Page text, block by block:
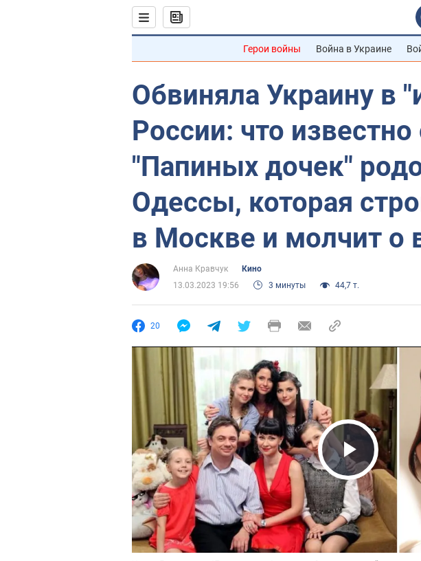
Герои войны Война в Украине
Обвиняла Украину в
России: что
"Папиных дочек"
Одессы, которая
в Москве и молчит о
Анна Кравчук
Кино
13.03.2023 19:56
3 минуты 44,7 т.
20
Play